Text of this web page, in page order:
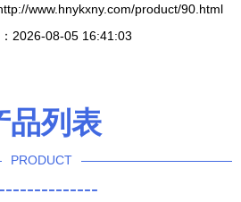
www.hnykxny.com/product/90.html
2026-08-05 16:41:03
品列表
PRODUCT